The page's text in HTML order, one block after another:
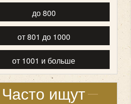
до 800
от 801 до 1000
от 1001 и больше
Часто ищут